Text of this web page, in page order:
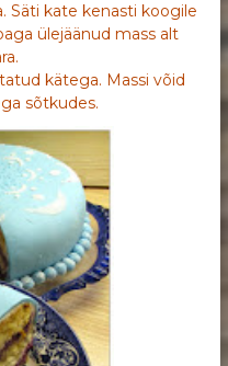
Säti kate kenasti koogile
ülejäänud mass alt
kätega. Massi võid
sõtkudes.